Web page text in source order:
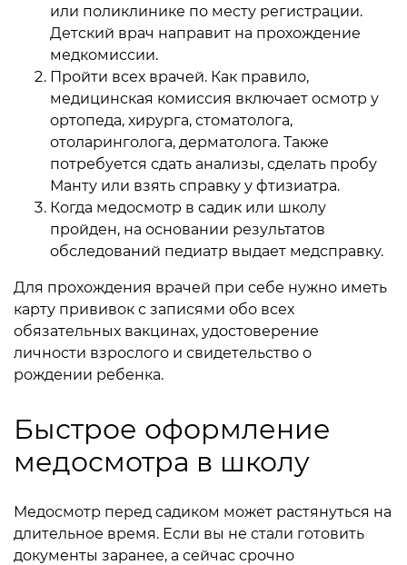
или поликлинике по месту регистрации.
Детский врач направит на прохождение
медкомиссии.
Пройти всех врачей. Как правило,
медицинская комиссия включает осмотр у
ортопеда, хирурга, стоматолога,
отоларинголога, дерматолога. Также
потребуется сдать анализы, сделать пробу
Манту или взять справку у фтизиатра.
Когда медосмотр в садик или школу
пройден, на основании результатов
обследований педиатр выдает медсправку.
Для прохождения врачей при себе нужно иметь
карту прививок с записями обо всех
обязательных вакцинах, удостоверение
личности взрослого и свидетельство о
рождении ребенка.
Быстрое оформление
медосмотра в школу
Медосмотр перед садиком может растянуться на
длительное время. Если вы не стали готовить
документы заранее, а сейчас срочно